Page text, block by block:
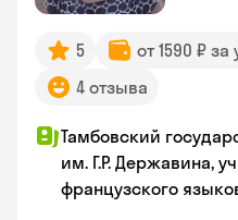
5 от 1590 ₽ за
4 отзыва
Тамбовский
им. Г.Р. Державина,
французского